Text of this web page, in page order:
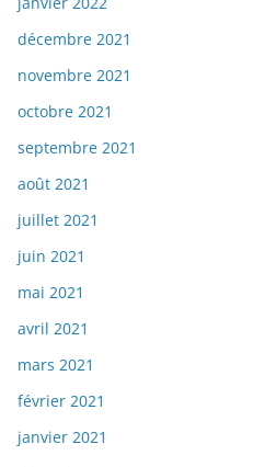
décembre 2021
novembre 2021
octobre 2021
septembre 2021
août 2021
juillet 2021
juin 2021
mai 2021
avril 2021
mars 2021
février 2021
janvier 2021